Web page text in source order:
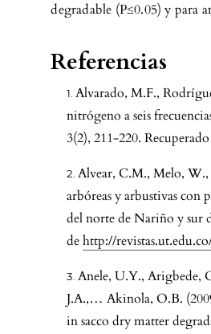
degradable (P≤0.05) y para
Referencias
Alvarado, M.F.,
nitrógeno a seis
3(2), 211-220.
Alvear, C.M., Melo, W.,
arbóreas y arbustivas con
del norte de Nariño y sur
dehttp://
Anele, U.Y., Arigbede,
J.A.,… Akinola, O.B.
in sacco dry matter